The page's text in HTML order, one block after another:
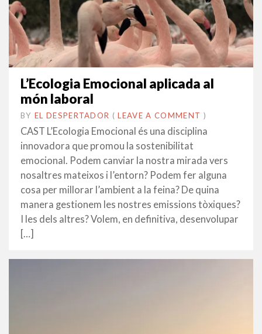
L’Ecologia Emocional aplicada al
món laboral
BY EL DESPERTADOR ON
3
SETEMBRE
•(LEAVE A COMMENT )
CAST L’Ecologia Emocional és una disciplina
innovadora que promou la sostenibilitat
emocional. Podem canviar la nostra mirada vers
nosaltres mateixos i l’entorn? Podem fer alguna
cosa per millorar l’ambient a la feina? De quina
manera gestionem les nostres emissions tòxiques?
I les dels altres? Volem, en definitiva, desenvolupar
[…]